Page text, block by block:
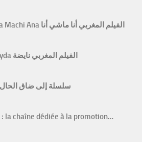
Film marocain Ana Machi Ana الفيلم المغربي أنا ماشي أنا
Film marocain Nayda الفيلم المغربي نايضة
Série Ila Da9 Lhal سلسلة إلى ضاق الحال
la chaîne dédiée à la promotion…